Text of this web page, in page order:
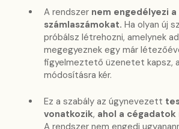
A rendszer nem engedélyezi
számlaszámokat. Ha olyan új
próbálsz létrehozni, amelynek
megegyeznek egy már
figyelmeztető üzenetet kapsz,
módosításra kér.
Ez a szabály az úgynevezett
vonatkozik, ahol a cégadatok
A rendszer nem engedi